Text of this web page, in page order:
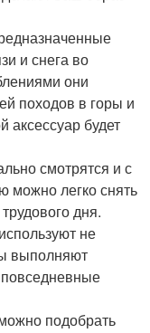
и снега во
они
походов в горы и
аксессуар будет
смотрятся и с
легко снять
дня.
не
выполняют
подобрать